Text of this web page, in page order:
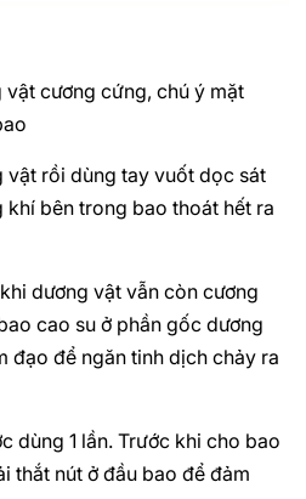
cương cứng, chú ý mặt
rồi dùng tay vuốt dọc sát
bên trong bao thoát hết ra
dương vật vẫn còn cương
cao su ở phần gốc dương
đạo để ngăn tinh dịch chảy ra
dùng 1 lần. Trước khi cho bao
thắt nút ở đầu bao để đảm